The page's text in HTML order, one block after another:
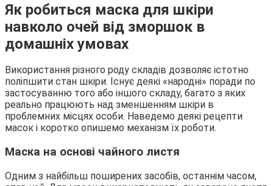
Як робиться маска для шкіри
навколо очей від зморшок в
домашніх умовах
Використання різного роду складів дозволяє істотно
поліпшити стан шкіри. Існує деякі «народні» поради по
застосуванню того або іншого складу, багато з яких
реально працюють над зменшенням шкіри в
проблемних місцях особи. Наведемо деякі рецепти
масок і коротко опишемо механізм їх роботи.
Маска на основі чайного листя
Одним з найбільш поширених засобів, останнім часом,